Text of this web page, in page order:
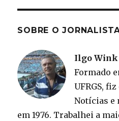
SOBRE O
Ilgo Wink
Formado
UFRGS,
Notícias e
em 1976. Trabalhei a